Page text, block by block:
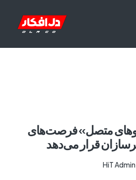
متصل» فرصت‌های
قرار می‌دهد
HiT Admin